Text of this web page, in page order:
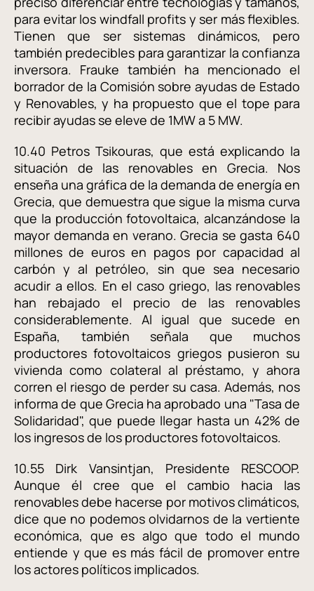
para evitar los windfall profits y ser más flexibles.
Tienen que ser sistemas dinámicos, pero
también predecibles para garantizar la confianza
inversora. Frauke también ha mencionado el
borrador de la Comisión sobre ayudas de Estado
y Renovables, y ha propuesto que el tope para
recibir ayudas se eleve de 1MW a 5 MW.
10.40 Petros Tsikouras, que está explicando la
situación de las renovables en Grecia. Nos
enseña una gráfica de la demanda de energía en
Grecia, que demuestra que sigue la misma curva
que la producción fotovoltaica, alcanzándose la
mayor demanda en verano. Grecia se gasta 640
millones de euros en pagos por capacidad al
carbón y al petróleo, sin que sea necesario
acudir a ellos. En el caso griego, las renovables
han rebajado el precio de las renovables
considerablemente. Al igual que sucede en
España, también señala que muchos
productores fotovoltaicos griegos pusieron su
vivienda como colateral al préstamo, y ahora
corren el riesgo de perder su casa. Además, nos
informa de que Grecia ha aprobado una "Tasa de
Solidaridad", que puede llegar hasta un 42% de
los ingresos de los productores fotovoltaicos.
10.55 Dirk Vansintjan, Presidente RESCOOP.
Aunque él cree que el cambio hacia las
renovables debe hacerse por motivos climáticos,
dice que no podemos olvidarnos de la vertiente
económica, que es algo que todo el mundo
entiende y que es más fácil de promover entre
los actores políticos implicados.